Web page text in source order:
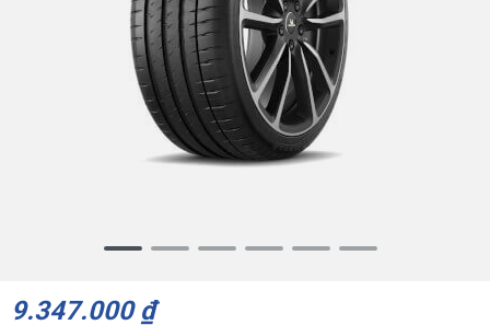
6
9.347.000 ₫